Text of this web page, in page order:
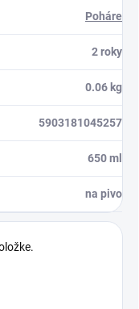
Poháre
2 roky
0.06 kg
5903181045257
650 ml
na pivo